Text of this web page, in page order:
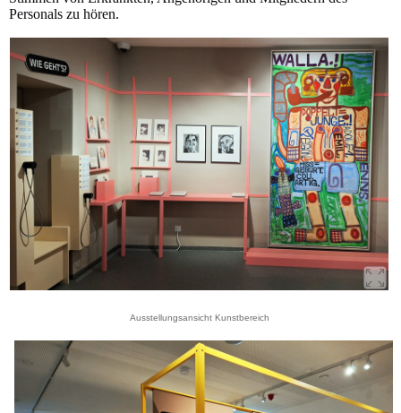
Personals zu hören.
Ausstellungsansicht Kunstbereich